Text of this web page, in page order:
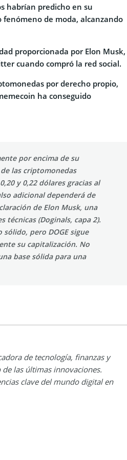
habrían predicho en su
de moda, alcanzando
proporcionada por Elon Musk,
cuando compró la red social.
por derecho propio,
ha conseguido
por encima de su
las criptomonedas
y 0,22 dólares gracias al
adicional dependerá de
de Elon Musk, una
técnicas (Doginals, capa 2).
pero DOGE sigue
su capitalización. No
base sólida para una
de tecnología, finanzas y
las últimas innovaciones.
clave del mundo digital en